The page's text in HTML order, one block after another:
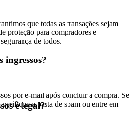
que todas as transações sejam
proteção para compradores e
de todos.
ingressos?
por e-mail após concluir a compra. Se
a pasta de spam ou entre em
é legal?